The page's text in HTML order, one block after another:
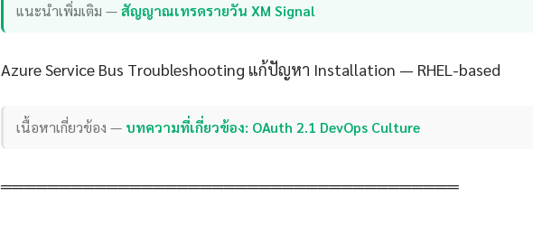
แนะนำเพิ่มเติม —สัญญาณเทรดรายวัน XM Signal
Azure Service Bus Troubleshooting แก้ปัญหา Installation — RHEL-based
เนื้อหาเกี่ยวข้อง — บทความที่เกี่ยวข้อง: OAuth 2.1 DevOps Culture
═══════════════════════════════════════